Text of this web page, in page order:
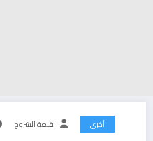
أخرى قلعة الشروح